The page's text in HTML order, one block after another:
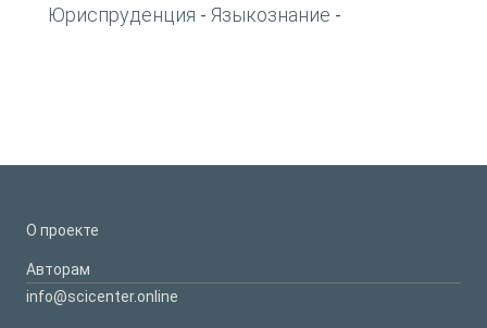
Юриспруденция - Языкознание -
О проекте
Авторам
info@scicenter.online